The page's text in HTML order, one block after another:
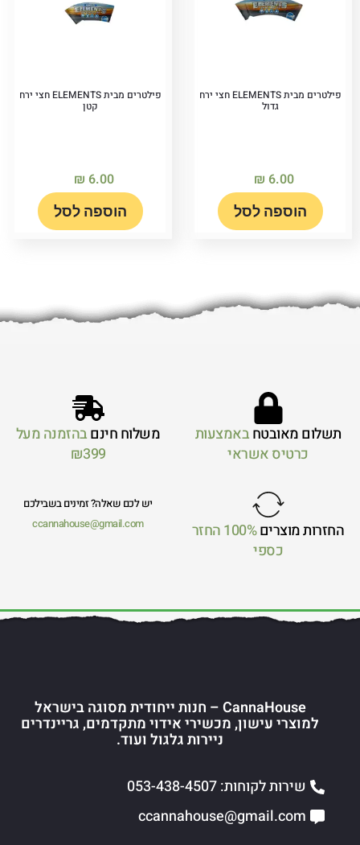
פילטרים מבית ELEMENTS חצי ירח
גדול
₪ 6.00
הוספה לסל
פילטרים מבית ELEMENTS חצי ירח
קטן
₪ 6.00
הוספה לסל
תשלום מאובטחבאמצעות
כרטיס אשראי
משלוח חינםבהזמנה מעל
₪399
החזרות מוצרים
100% החזר
כספי
יש לכם שאלה? זמינים בשבילכם
ccannahouse@gmail.com
CannaHouse – חנות ייחודית מסוגה בישראל
למוצרי עישון, מכשירי אידוי מתקדמים, גריינדרים
ניירות גלגול ועוד.
שירות לקוחות: 053-438-4507
ccannahouse@gmail.com